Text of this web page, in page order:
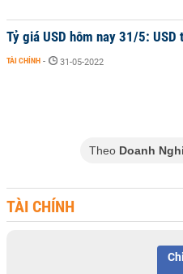
Tỷ giá USD hôm nay 31/5:
TÀI CHÍNH - 31-05-2022
Theo Doanh
TÀI CHÍNH